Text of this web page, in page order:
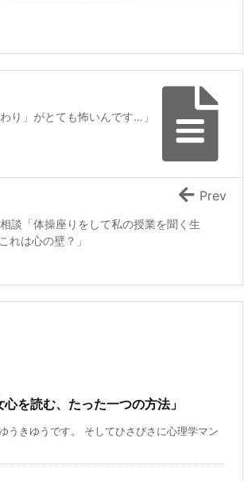
り」がとても怖いんです…」
談「体操座りをして私の授業を聞く生
れは心の壁？」
Prev
を読む、たった一つの方法」
うきゆうです。 そしてひさびさに心理学マン